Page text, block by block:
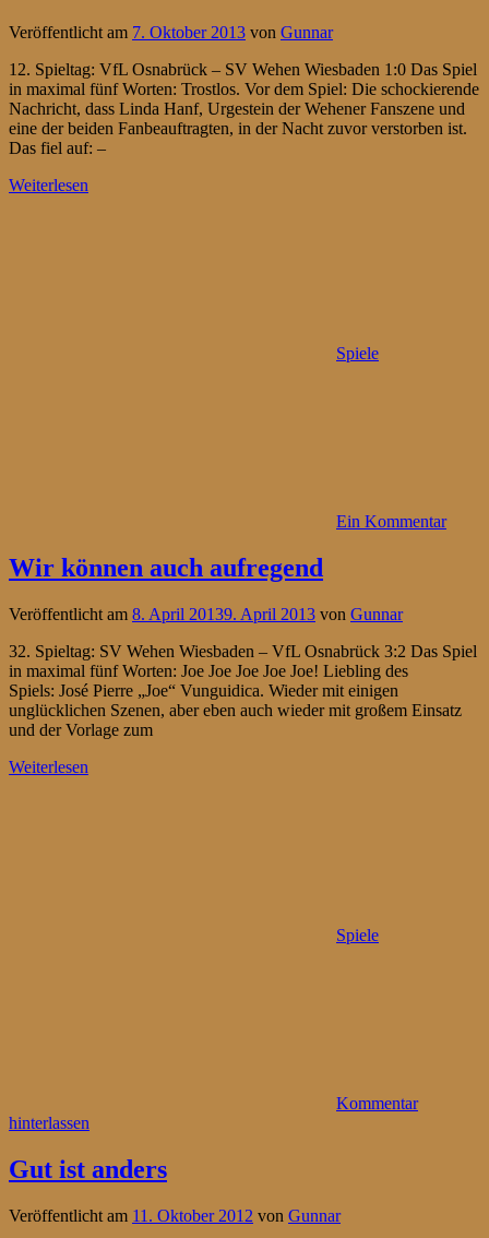
Veröffentlicht am 7. Oktober 2013 von Gunnar
12. Spieltag: VfL Osnabrück – SV Wehen Wiesbaden 1:0 Das Spiel
in maximal fünf Worten: Trostlos. Vor dem Spiel: Die schockierende
Nachricht, dass Linda Hanf, Urgestein der Wehener Fanszene und
eine der beiden Fanbeauftragten, in der Nacht zuvor verstorben ist.
Das fiel auf: –
Weiterlesen
Spiele
Ein Kommentar
Wir können auch aufregend
Veröffentlicht am 8. April 20139. April 2013 von Gunnar
32. Spieltag: SV Wehen Wiesbaden – VfL Osnabrück 3:2 Das Spiel
in maximal fünf Worten: Joe Joe Joe Joe Joe! Liebling des
Spiels: José Pierre „Joe“ Vunguidica. Wieder mit einigen
unglücklichen Szenen, aber eben auch wieder mit großem Einsatz
und der Vorlage zum
Weiterlesen
Spiele
Kommentar
hinterlassen
Gut ist anders
Veröffentlicht am 11. Oktober 2012 von Gunnar